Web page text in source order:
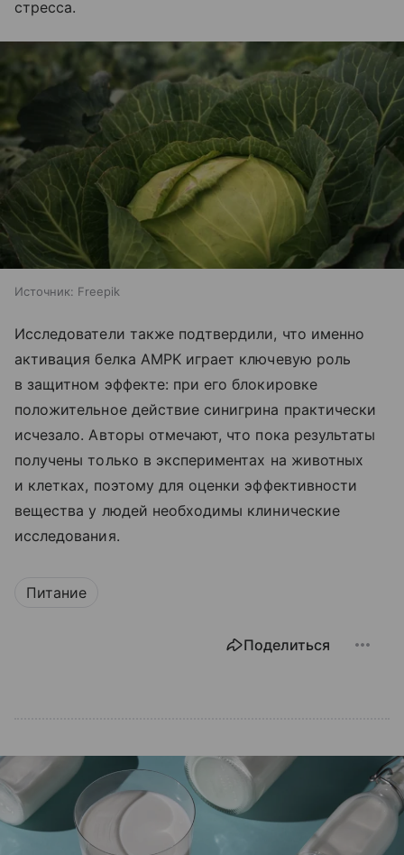
стресса.
Источник: Freepik
Исследователи также подтвердили, что именно
активация белка AMPK играет ключевую роль
в защитном эффекте: при его блокировке
положительное действие синигрина практически
исчезало. Авторы отмечают, что пока результаты
получены только в экспериментах на животных
и клетках, поэтому для оценки эффективности
вещества у людей необходимы клинические
исследования.
Питание
Поделиться